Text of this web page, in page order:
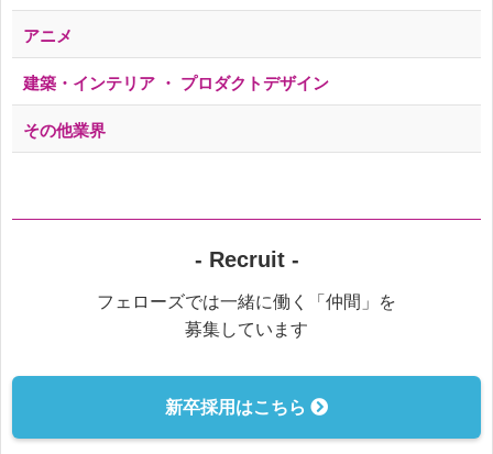
アニメ
建築・インテリア ・ プロダクトデザイン
その他業界
- Recruit -
フェローズでは一緒に働く「仲間」を
募集しています
新卒採用はこちら